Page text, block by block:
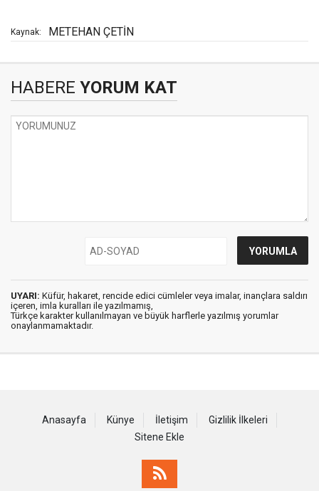
Kaynak: METEHAN ÇETİN
HABERE YORUM KAT
UYARI: Küfür, hakaret, rencide edici cümleler veya imalar, inançlara saldırı
içeren, imla kuralları ile yazılmamış,
Türkçe karakter kullanılmayan ve büyük harflerle yazılmış yorumlar
onaylanmamaktadır.
Anasayfa Künye İletişim
Gizlilik İlkeleri
Sitene Ekle